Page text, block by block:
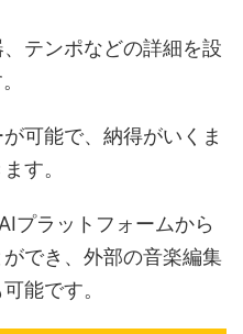
テンポなどの詳細を設
可能で、納得がいくま
す。
プラットフォームから
でき、外部の音楽編集
能です。